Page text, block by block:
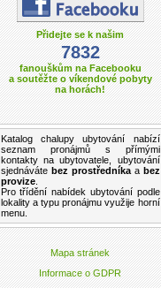
Přidejte se k našim
7832
fanouškům na Facebooku
a soutěžte o víkendové pobyty
na horách!
Katalog chalupy ubytování nabízí
seznam pronájmůs přímými
kontakty na ubytovatele, ubytování
sjednáváte bez prostředníkaa bez
provize.
Pro třídění nabídek ubytovánípodle
lokality a typu pronájmu využije horní
menu.
Mapa stránek
Informace o GDPR